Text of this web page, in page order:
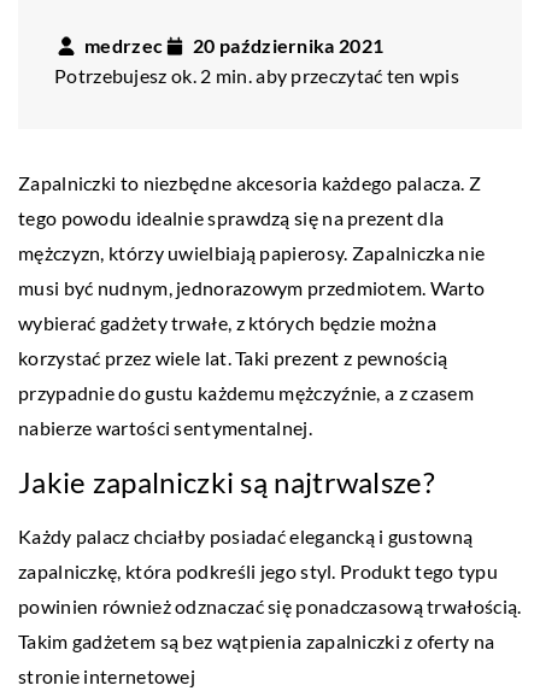
medrzec
20 października 2021
Potrzebujesz ok. 2 min. aby przeczytać ten wpis
Zapalniczki to niezbędne akcesoria każdego palacza. Z
tego powodu idealnie sprawdzą się na prezent dla
mężczyzn, którzy uwielbiają papierosy. Zapalniczka nie
musi być nudnym, jednorazowym przedmiotem. Warto
wybierać gadżety trwałe, z których będzie można
korzystać przez wiele lat. Taki prezent z pewnością
przypadnie do gustu każdemu mężczyźnie, a z czasem
nabierze wartości sentymentalnej.
Jakie zapalniczki są najtrwalsze?
Każdy palacz chciałby posiadać elegancką i gustowną
zapalniczkę, która podkreśli jego styl. Produkt tego typu
powinien również odznaczać się ponadczasową trwałością.
Takim gadżetem są bez wątpienia zapalniczki z oferty na
stronie internetowej